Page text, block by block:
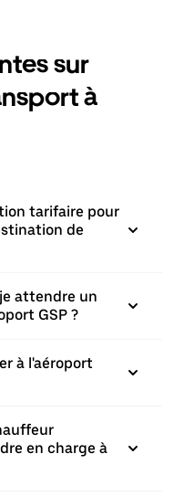
sur
à
tarifaire pour
de
attendre un
GSP ?
à l'aéroport
en charge à